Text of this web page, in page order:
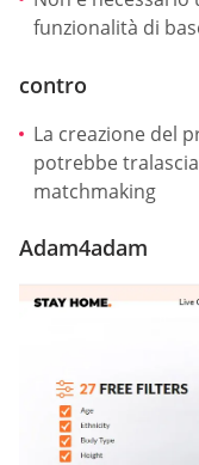
funzionalità di
contro
La creazione del
potrebbe
matchmaking
Adam4adam